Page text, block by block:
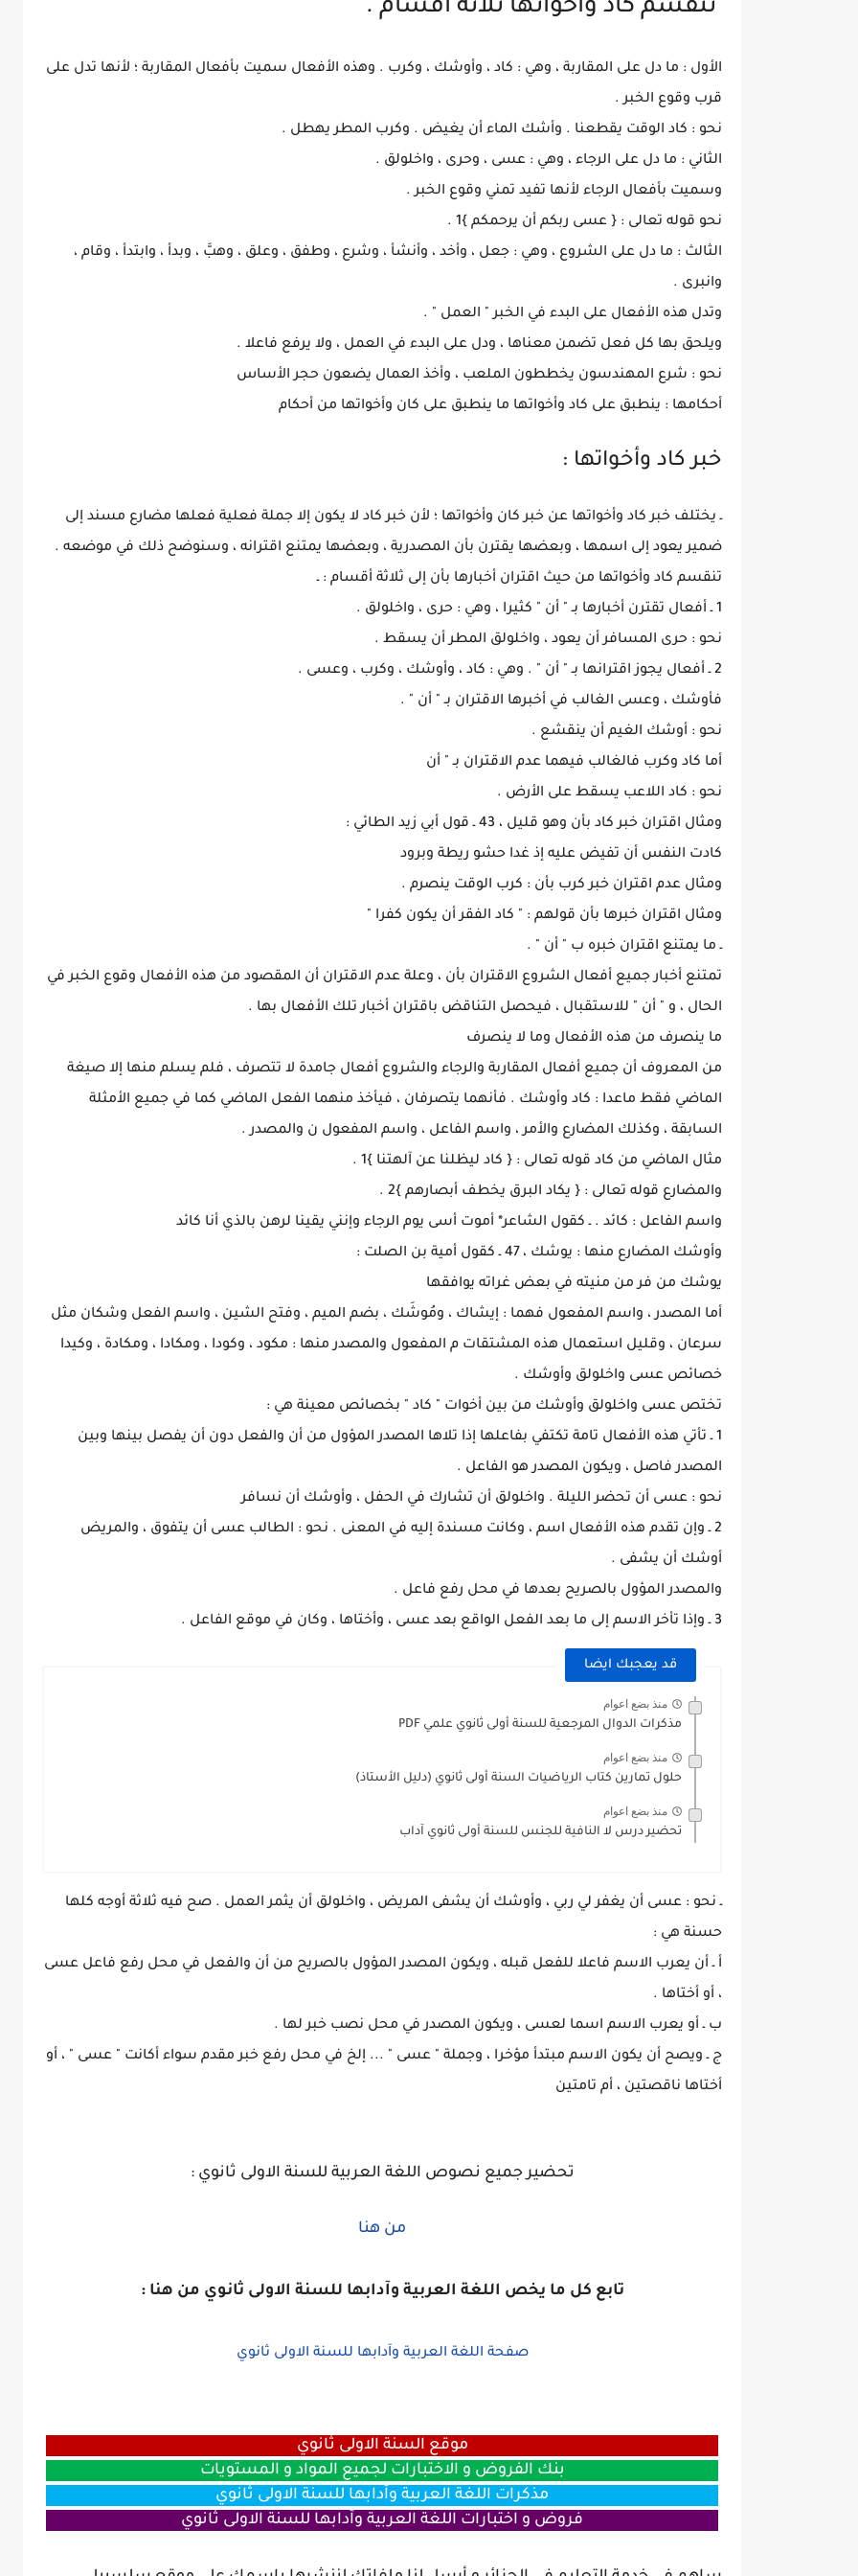
تنقسم كاد وأخواتها ثلاثة أقسام .
الأول : ما دل على المقاربة ، وهي : كاد ، وأوشك ، وكرب . وهذه الأفعال سميت بأفعال المقاربة ؛ لأنها تدل على
قرب وقوع الخبر .
نحو : كاد الوقت يقطعنا . وأشك الماء أن يغيض . وكرب المطر يهطل .
الثاني : ما دل على الرجاء ، وهي : عسى ، وحرى ، واخلولق .
وسميت بأفعال الرجاء لأنها تفيد تمني وقوع الخبر .
نحو قوله تعالى : { عسى ربكم أن يرحمكم }1 .
الثالث : ما دل على الشروع ، وهي : جعل ، وأخد ، وأنشأ ، وشرع ، وطفق ، وعلق ، وهبَّ ، وبدأ ، وابتدأ ، وقام ،
وانبرى .
وتدل هذه الأفعال على البدء في الخبر " العمل " .
ويلحق بها كل فعل تضمن معناها ، ودل على البدء في العمل ، ولا يرفع فاعلا .
نحو : شرع المهندسون يخططون الملعب ، وأخذ العمال يضعون حجر الأساس
أحكامها : ينطبق على كاد وأخواتها ما ينطبق على كان وأخواتها من أحكام
خبر كاد وأخواتها :
ـ يختلف خبر كاد وأخواتها عن خبر كان وأخواتها ؛ لأن خبر كاد لا يكون إلا جملة فعلية فعلها مضارع مسند إلى
ضمير يعود إلى اسمها ، وبعضها يقترن بأن المصدرية ، وبعضها يمتنع اقترانه ، وسنوضح ذلك في موضعه .
تنقسم كاد وأخواتها من حيث اقتران أخبارها بأن إلى ثلاثة أقسام : ـ
1 ـ أفعال تقترن أخبارها بـ " أن " كثيرا ، وهي : حرى ، واخلولق .
نحو : حرى المسافر أن يعود ، واخلولق المطر أن يسقط .
2 ـ أفعال يجوز اقترانها بـ " أن " . وهي : كاد ، وأوشك ، وكرب ، وعسى .
فأوشك ، وعسى الغالب في أخبرها الاقتران بـ " أن " .
نحو : أوشك الغيم أن ينقشع .
أما كاد وكرب فالغالب فيهما عدم الاقتران بـ " أن
نحو : كاد اللاعب يسقط على الأرض .
ومثال اقتران خبر كاد بأن وهو قليل ، 43 ـ قول أبي زيد الطائي :
كادت النفس أن تفيض عليه إذ غدا حشو ريطة وبرود
ومثال عدم اقتران خبر كرب بأن : كرب الوقت ينصرم .
ومثال اقتران خبرها بأن قولهم : " كاد الفقر أن يكون كفرا "
ـ ما يمتنع اقتران خبره ب " أن " .
تمتنع أخبار جميع أفعال الشروع الاقتران بأن ، وعلة عدم الاقتران أن المقصود من هذه الأفعال وقوع الخبر في
الحال ، و " أن " للاستقبال ، فيحصل التناقض باقتران أخبار تلك الأفعال بها .
ما ينصرف من هذه الأفعال وما لا ينصرف
من المعروف أن جميع أفعال المقاربة والرجاء والشروع أفعال جامدة لا تتصرف ، فلم يسلم منها إلا صيغة
الماضي فقط ماعدا : كاد وأوشك . فأنهما يتصرفان ، فيأخذ منهما الفعل الماضي كما في جميع الأمثلة
السابقة ، وكذلك المضارع والأمر ، واسم الفاعل ، واسم المفعول ن والمصدر .
مثال الماضي من كاد قوله تعالى : { كاد ليظلنا عن آلهتنا }1 .
والمضارع قوله تعالى : { يكاد البرق يخطف أبصارهم }2 .
واسم الفاعل : كائد . ـ كقول الشاعر* أموت أسى يوم الرجاء وإنني يقينا لرهن بالذي أنا كائد
وأوشك المضارع منها : يوشك ، 47 ـ كقول أمية بن الصلت :
يوشك من فر من منيته في بعض غراته يوافقها
أما المصدر ، واسم المفعول فهما : إيشاك ، ومُوشَك ، بضم الميم ، وفتح الشين ، واسم الفعل وشكان مثل
سرعان ، وقليل استعمال هذه المشتقات م المفعول والمصدر منها : مكود ، وكودا ، ومكادا ، ومكادة ، وكيدا
خصائص عسى واخلولق وأوشك .
تختص عسى واخلولق وأوشك من بين أخوات " كاد " بخصائص معينة هي :
1 ـ تأتي هذه الأفعال تامة تكتفي بفاعلها إذا تلاها المصدر المؤول من أن والفعل دون أن يفصل بينها وبين
المصدر فاصل ، ويكون المصدر هو الفاعل .
نحو : عسى أن تحضر الليلة . واخلولق أن تشارك في الحفل ، وأوشك أن نسافر
2 ـ وإن تقدم هذه الأفعال اسم ، وكانت مسندة إليه في المعنى . نحو : الطالب عسى أن يتفوق ، والمريض
أوشك أن يشفى .
والمصدر المؤول بالصريح بعدها في محل رفع فاعل .
3 ـ وإذا تأخر الاسم إلى ما بعد الفعل الواقع بعد عسى ، وأختاها ، وكان في موقع الفاعل .
قد يعجبك ايضا
منذ بضع اعوام
مذكرات الدوال المرجعية للسنة أولى ثانوي علمي PDF
منذ بضع اعوام
حلول تمارين كتاب الرياضيات السنة أولى ثانوي (دليل الأستاذ)
منذ بضع اعوام
تحضير درس لا النافية للجنس للسنة أولى ثانوي آداب
ـ نحو : عسى أن يغفر لي ربي ، وأوشك أن يشفى المريض ، واخلولق أن يثمر العمل . صح فيه ثلاثة أوجه كلها
حسنة هي :
أ ـ أن يعرب الاسم فاعلا للفعل قبله ، ويكون المصدر المؤول بالصريح من أن والفعل في محل رفع فاعل عسى
، أو أختاها .
ب ـ أو يعرب الاسم اسما لعسى ، ويكون المصدر في محل نصب خبر لها .
ج ـ ويصح أن يكون الاسم مبتدأ مؤخرا ، وجملة " عسى " ... إلخ في محل رفع خبر مقدم سواء أكانت " عسى " ، أو
أختاها ناقصتين ، أم تامتين
تحضير جميع نصوص اللغة العربية للسنة الاولى ثانوي :
من هنا
تابع كل ما يخص اللغة العربية وآدابها للسنة الاولى ثانوي من هنا :
صفحة اللغة العربية وآدابها للسنة الاولى ثانوي
موقع السنة الاولى ثانوي
بنك الفروض و الاختبارات لجميع المواد و المستويات
مذكرات اللغة العربية وآدابها للسنة الاولى ثانوي
فروض و اختبارات اللغة العربية وآدابها للسنة الاولى ثانوي